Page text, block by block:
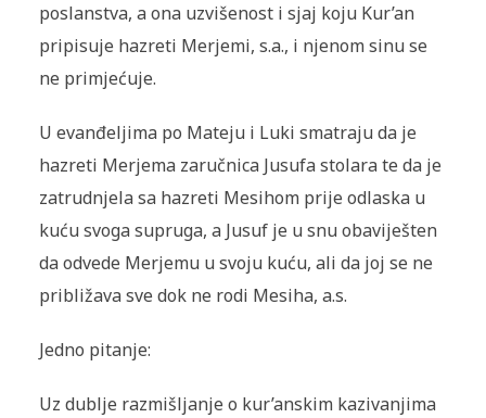
poslanstva, a ona uzvišenost i sjaj koju Kur’an
pripisuje hazreti Merjemi, s.a., i njenom sinu se
ne primjećuje.
U evanđeljima po Mateju i Luki smatraju da je
hazreti Merjema zaručnica Jusufa stolara te da je
zatrudnjela sa hazreti Mesihom prije odlaska u
kuću svoga supruga, a Jusuf je u snu obaviješten
da odvede Merjemu u svoju kuću, ali da joj se ne
približava sve dok ne rodi Mesiha, a.s.
Jedno pitanje:
Uz dublje razmišljanje o kur’anskim kazivanjima